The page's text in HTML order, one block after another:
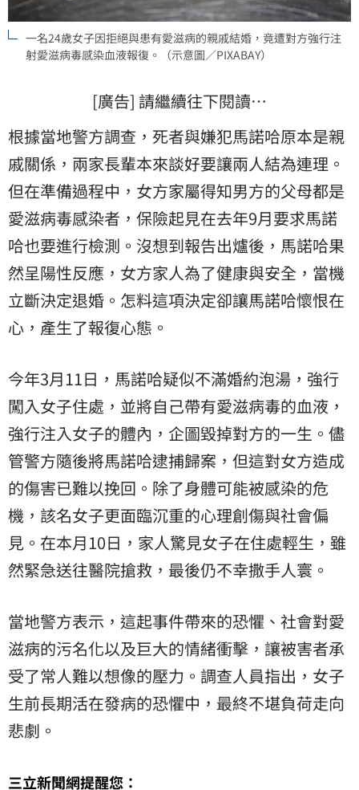
一名24歲女子因拒絕與患有愛滋病的親戚結婚，竟遭對方強行注
射愛滋病毒感染血液報復。（示意圖／PIXABAY）
[廣告] 請繼續往下閱讀…
根據當地警方調查，死者與嫌犯馬諾哈原本是親
戚關係，兩家長輩本來談好要讓兩人結為連理。
但在準備過程中，女方家屬得知男方的父母都是
愛滋病毒感染者，保險起見在去年9月要求馬諾
哈也要進行檢測。沒想到報告出爐後，馬諾哈果
然呈陽性反應，女方家人為了健康與安全，當機
立斷決定退婚。怎料這項決定卻讓馬諾哈懷恨在
心，產生了報復心態。
今年3月11日，馬諾哈疑似不滿婚約泡湯，強行
闖入女子住處，並將自己帶有愛滋病毒的血液，
強行注入女子的體內，企圖毀掉對方的一生。儘
管警方隨後將馬諾哈逮捕歸案，但這對女方造成
的傷害已難以挽回。除了身體可能被感染的危
機，該名女子更面臨沉重的心理創傷與社會偏
見。在本月10日，家人驚見女子在住處輕生，雖
然緊急送往醫院搶救，最後仍不幸撒手人寰。
當地警方表示，這起事件帶來的恐懼、社會對愛
滋病的污名化以及巨大的情緒衝擊，讓被害者承
受了常人難以想像的壓力。調查人員指出，女子
生前長期活在發病的恐懼中，最終不堪負荷走向
悲劇。
三立新聞網提醒您：